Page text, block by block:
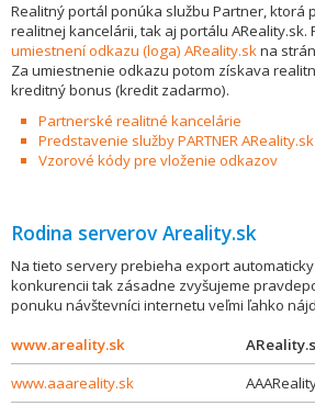
Realitný portál ponúka službu Partner, ktorá
realitnej kancelárii, tak aj portálu AReality.sk.
umiestnení odkazu (loga) AReality.skna
Za umiestnenie odkazu potom získava
kreditný bonus (kredit zadarmo).
Partnerské realitné kancelárie
Predstavenie služby PARTNER AReality.sk
Vzorové kódy pre vloženie odkazov
Rodina serverov Areality.sk
Na tieto servery prebieha export
konkurencii tak zásadne zvyšujeme
ponuku návštevníci internetu veľmi ľahko
www.areality.sk
www.aaareality.sk